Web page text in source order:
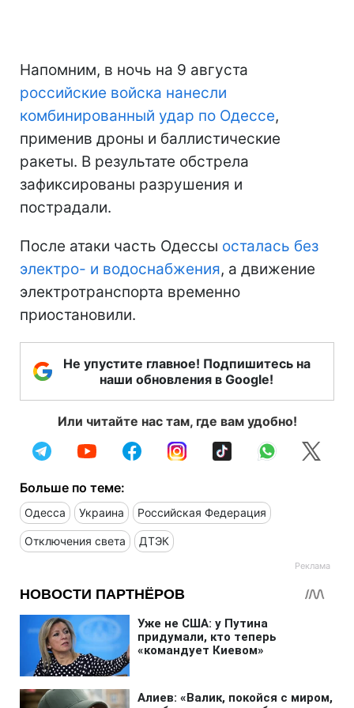
Напомним, в ночь на 9 августа
российские войска нанесли
комбинированный удар по Одессе,
применив дроны и баллистические
ракеты. В результате обстрела
зафиксированы разрушения и
пострадали.
После атаки часть Одессы осталась без
электро- и водоснабжения, а движение
электротранспорта временно
приостановили.
Не упустите главное! Подпишитесь на
наши обновления в Google!
Или читайте нас там, где вам удобно!
Больше по теме:
Одесса Украина Российская Федерация
Отключения света ДТЭК